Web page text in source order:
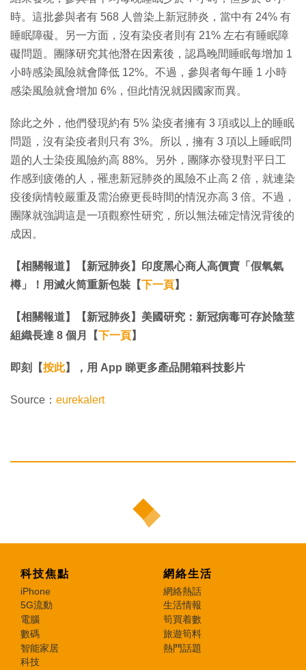
時。這批參與者有 568 人曾染上新冠肺炎，當中有 24% 有
睡眠障礙。另一方面，沒有染疫者則有 21% 左右有睡眠障
礙問題。團隊研究其他潛在因素後，認爲晚間睡眠每增加 1
小時感染風險就會降低 12%。不過，參與者每午睡 1 小時
感染風險就會增加 6%，但此情況就因國家而異。
除此之外，他們發現約有 5% 染疫者擁有 3 項或以上的睡眠
問題，沒有染疫者則只有 3%。所以，擁有 3 項以上睡眠問
題的人士染疫風險約高 88%。另外，團隊亦發現對平日工
作感到疲倦的人，罹患新冠肺炎的風險不止高 2 倍，就連染
疫後病情較嚴重及需治療更長時間的情況亦高 3 倍。不過，
團隊就強調這是一項觀察性研究，所以無法確定情況背後的
成因。
【相關報道】【新冠肺炎】印度黑心商人高價賣「假氧氣
樽」！用滅火筒重新包裝【下一頁】
【相關報道】【新冠肺炎】美國研究：新冠病毒可存於陰莖
組織長達 8 個月【下一頁】​​​​​​​
即刻【按此】，用 App 睇更多產品開箱科技影片
Source： eurekalert
科技焦點
iPhone
5G流動
電腦
數碼
智能家居
科技
網絡生活
網絡熱話
生活情報
筍買着數
旅遊筍料
熱門話題